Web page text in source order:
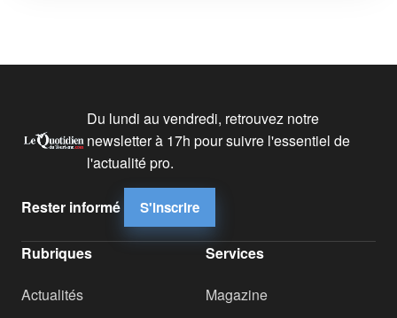
Du lundi au vendredi, retrouvez notre
newsletter à 17h pour suivre l'essentiel de
l'actualité pro.
Rester informé S'inscrire
Rubriques
Actualités
Services
Magazine